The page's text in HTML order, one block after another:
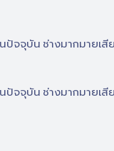
จจุบัน ช่างมากมายเสี
จจุบัน ช่างมากมายเสี